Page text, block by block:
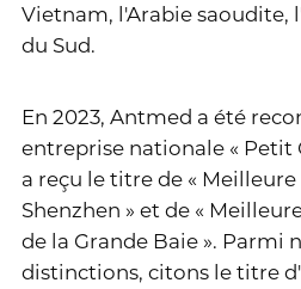
Vietnam, l'Arabie saoudite,
du Sud.
En 2023, Antmed a été
entreprise nationale « Petit
a reçu le titre de «
Shenzhen » et de «
de la Grande Baie ». Parmi
distinctions, citons le titre